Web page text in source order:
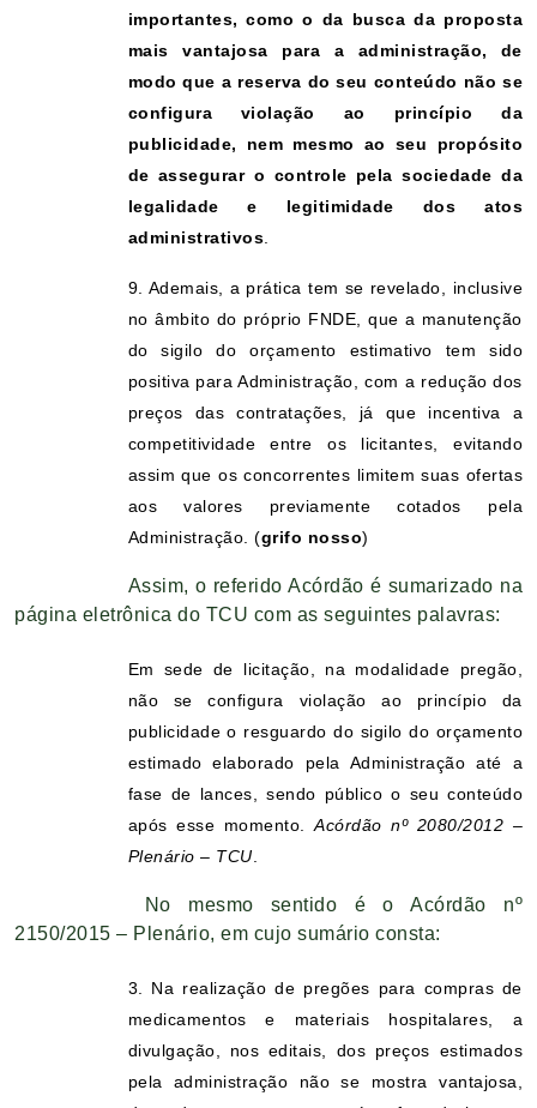
importantes, como o da busca da proposta
mais vantajosa para a administração, de
modo que a reserva do seu conteúdo não se
configura violação ao princípio da
publicidade, nem mesmo ao seu propósito
de assegurar o controle pela sociedade da
legalidade e legitimidade dos atos
administrativos
9. Ademais, a prática tem se revelado, inclusive
no âmbito do próprio FNDE, que a manutenção
do sigilo do orçamento estimativo tem sido
positiva para Administração, com a redução dos
preços das contratações, já que incentiva a
competitividade entre os licitantes, evitando
assim que os concorrentes limitem suas ofertas
aos valores previamente cotados pela
Administração. (grifo nosso)
Assim, o referido Acórdão é sumarizado na
página eletrônica do TCU com as seguintes palavras:
Em sede de licitação, na modalidade pregão,
não se configura violação ao princípio da
publicidade o resguardo do sigilo do orçamento
estimado elaborado pela Administração até a
fase de lances, sendo público o seu conteúdo
após esse momento.Acórdão nº 2080/2012 –
Plenário – TCU
No mesmo sentido é o Acórdão nº
2150/2015 – Plenário, em cujo sumário consta:
3. Na realização de pregões para compras de
medicamentos e materiais hospitalares, a
divulgação, nos editais, dos preços estimados
pela administração não se mostra vantajosa,